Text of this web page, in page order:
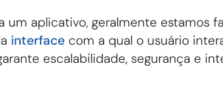
um aplicativo, geralmente estamos
interface com a qual o usuário
escalabilidade, segurança e